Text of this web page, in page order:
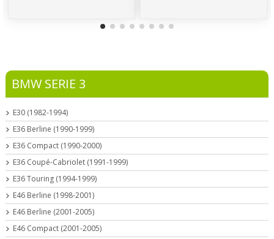
BMW SERIE 3
E30 (1982-1994)
E36 Berline (1990-1999)
E36 Compact (1990-2000)
E36 Coupé-Cabriolet (1991-1999)
E36 Touring (1994-1999)
E46 Berline (1998-2001)
E46 Berline (2001-2005)
E46 Compact (2001-2005)